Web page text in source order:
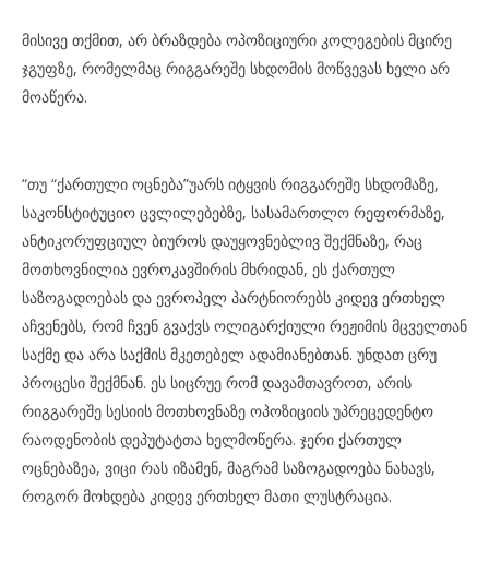
მისივე თქმით, არ ბრაზდება ოპოზიციური კოლეგების მცირე
ჯგუფზე, რომელმაც რიგგარეშე სხდომის მოწვევას ხელი არ
მოაწერა.
“თუ “ქართული ოცნება”უარს იტყვის რიგგარეშე სხდომაზე,
საკონსტიტუციო ცვლილებებზე, სასამართლო რეფორმაზე,
ანტიკორუფციულ ბიუროს დაუყოვნებლივ შექმნაზე, რაც
მოთხოვნილია ევროკავშირის მხრიდან, ეს ქართულ
საზოგადოებას და ევროპელ პარტნიორებს კიდევ ერთხელ
აჩვენებს, რომ ჩვენ გვაქვს ოლიგარქიული რეჟიმის მცველთან
საქმე და არა საქმის მკეთებელ ადამიანებთან. უნდათ ცრუ
პროცესი შექმნან. ეს სიცრუე რომ დავამთავროთ, არის
რიგგარეშე სესიის მოთხოვნაზე ოპოზიციის უპრეცედენტო
რაოდენობის დეპუტატთა ხელმოწერა. ჯერი ქართულ
ოცნებაზეა, ვიცი რას იზამენ, მაგრამ საზოგადოება ნახავს,
როგორ მოხდება კიდევ ერთხელ მათი ლუსტრაცია.